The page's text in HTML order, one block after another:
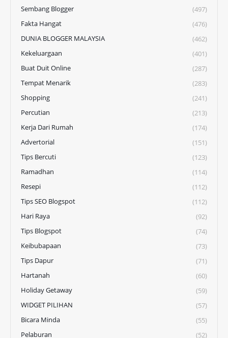
Sembang Blogger
(497)
Fakta Hangat
(476)
DUNIA BLOGGER MALAYSIA
(462)
Kekeluargaan
(401)
Buat Duit Online
(287)
Tempat Menarik
(283)
Shopping
(241)
Percutian
(213)
Kerja Dari Rumah
(174)
Advertorial
(151)
Tips Bercuti
(123)
Ramadhan
(114)
Resepi
(112)
Tips SEO Blogspot
(112)
Hari Raya
(92)
Tips Blogspot
(74)
Keibubapaan
(73)
Tips Dapur
(71)
Hartanah
(60)
Holiday Getaway
(59)
WIDGET PILIHAN
(57)
Bicara Minda
(55)
Pelaburan
(52)